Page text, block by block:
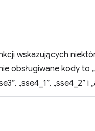
wskazujących
obsługiwane kody to
„sse4_1”, „sse4_2” i